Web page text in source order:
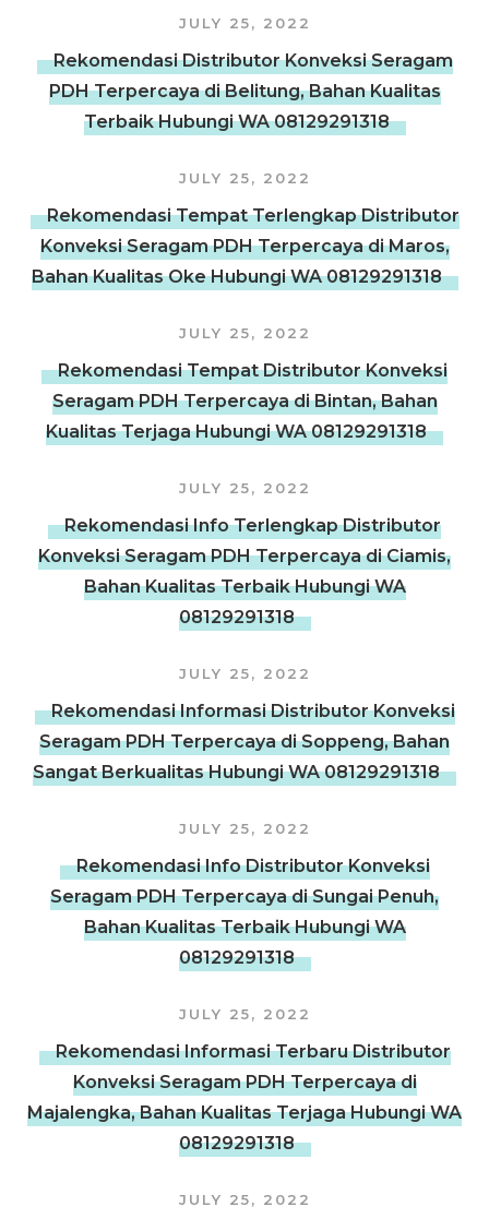
JULY 25, 2022
Rekomendasi Distributor Konveksi Seragam
PDH Terpercaya di Belitung, Bahan Kualitas
Terbaik Hubungi WA 08129291318
JULY 25, 2022
Rekomendasi Tempat Terlengkap Distributor
Konveksi Seragam PDH Terpercaya di Maros,
Bahan Kualitas Oke Hubungi WA 08129291318
JULY 25, 2022
Rekomendasi Tempat Distributor Konveksi
Seragam PDH Terpercaya di Bintan, Bahan
Kualitas Terjaga Hubungi WA 08129291318
JULY 25, 2022
Rekomendasi Info Terlengkap Distributor
Konveksi Seragam PDH Terpercaya di Ciamis,
Bahan Kualitas Terbaik Hubungi WA
08129291318
JULY 25, 2022
Rekomendasi Informasi Distributor Konveksi
Seragam PDH Terpercaya di Soppeng, Bahan
Sangat Berkualitas Hubungi WA 08129291318
JULY 25, 2022
Rekomendasi Info Distributor Konveksi
Seragam PDH Terpercaya di Sungai Penuh,
Bahan Kualitas Terbaik Hubungi WA
08129291318
JULY 25, 2022
Rekomendasi Informasi Terbaru Distributor
Konveksi Seragam PDH Terpercaya di
Majalengka, Bahan Kualitas Terjaga Hubungi WA
08129291318
JULY 25, 2022